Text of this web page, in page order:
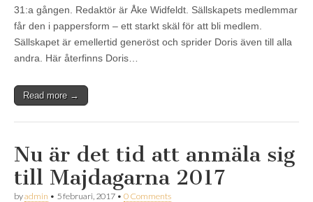
31:a gången. Redaktör är Åke Widfeldt. Sällskapets medlemmar
får den i pappersform – ett starkt skäl för att bli medlem.
Sällskapet är emellertid generöst och sprider Doris även till alla
andra. Här återfinns Doris…
Read more →
Nu är det tid att anmäla sig
till Majdagarna 2017
byadmin • 5 februari, 2017 • 0 Comments